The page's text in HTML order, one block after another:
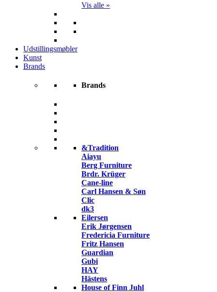
Vis alle »
Udstillingsmøbler
Kunst
Brands
Brands
&Tradition
Aiayu
Berg Furniture
Brdr. Krüger
Cane-line
Carl Hansen & Søn
Clic
dk3
Eilersen
Erik Jørgensen
Fredericia Furniture
Fritz Hansen
Guardian
Gubi
HAY
Hästens
House of Finn Juhl